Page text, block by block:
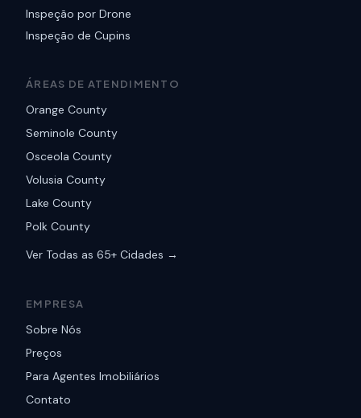
Inspeção por Drone
Inspeção de Cupins
ÁREAS DE ATENDIMENTO
Orange County
Seminole County
Osceola County
Volusia County
Lake County
Polk County
Ver Todas as 65+ Cidades →
EMPRESA
Sobre Nós
Preços
Para Agentes Imobiliários
Contato